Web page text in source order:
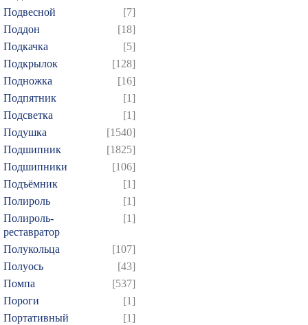
Подвесной
[7]
Поддон
[18]
Подкачка
[5]
Подкрылок
[128]
Подножка
[16]
Подпятник
[1]
Подсветка
[1]
Подушка
[1540]
Подшипник
[1825]
Подшипники
[106]
Подъёмник
[1]
Полироль
[1]
Полироль-
реставратор
[1]
Полукольца
[107]
Полуось
[43]
Помпа
[537]
Пороги
[1]
Портативный
[1]